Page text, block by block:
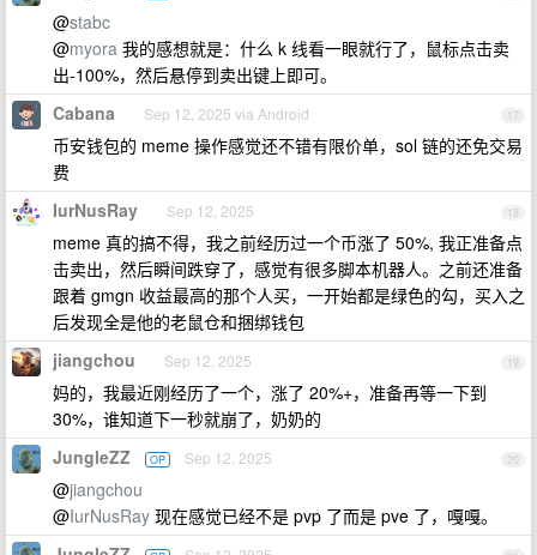
@stabc
@myora 我的感想就是：什么 k 线看一眼就行了，鼠标点击卖
出-100%，然后悬停到卖出键上即可。
17
Cabana Sep 12, 2025 via Android
币安钱包的 meme 操作感觉还不错有限价单，sol 链的还免交易
费
18
IurNusRay Sep 12, 2025
meme 真的搞不得，我之前经历过一个币涨了 50%, 我正准备点
击卖出，然后瞬间跌穿了，感觉有很多脚本机器人。之前还准备
跟着 gmgn 收益最高的那个人买，一开始都是绿色的勾，买入之
后发现全是他的老鼠仓和捆绑钱包
19
jiangchou Sep 12, 2025
妈的，我最近刚经历了一个，涨了 20%+，准备再等一下到
30%，谁知道下一秒就崩了，奶奶的
20
JungleZZ OP Sep 12, 2025
@jiangchou
@IurNusRay 现在感觉已经不是 pvp 了而是 pve 了，嘎嘎。